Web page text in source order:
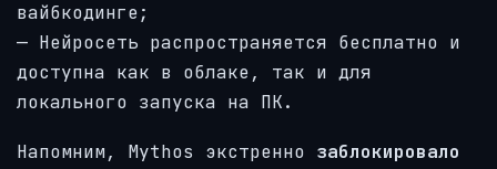
вайбкодинге;
— Нейросеть распространяется бесплатно и
доступна как в облаке, так и для
локального запуска на ПК.
Напомним, Mythos экстренно заблокировало